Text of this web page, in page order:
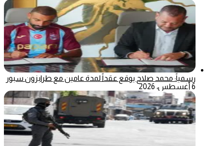
رسمياً: محمد صلاح يوقع عقداً لمدة عامين مع طرابزون سبور
6 أغسطس، 2026